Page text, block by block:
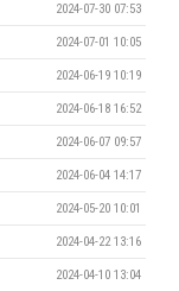
2024-07-30 07:53
2024-07-01 10:05
2024-06-19 10:19
2024-06-18 16:52
2024-06-07 09:57
2024-06-04 14:17
2024-05-20 10:01
2024-04-22 13:16
2024-04-10 13:04